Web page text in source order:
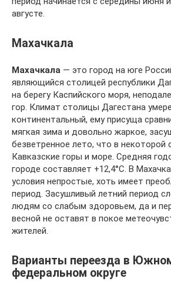
августе.
Махачкала
Махачкала — это город на юге
являющийся столицей республики
на берегу Каспийского моря,
гор. Климат столицы Дагестана
континентальный, ему присуща
мягкая зима и довольно жаркое,
безветренное лето, что в некоторой
Кавказские горы и море. Средняя
городе составляет +12,4°С. В
условия непростые, хоть имеет
период. Засушливый летний период
людям со слабым здоровьем, да и
весной не оставят в покое
жителей.
Варианты переезда в
федеральном округе